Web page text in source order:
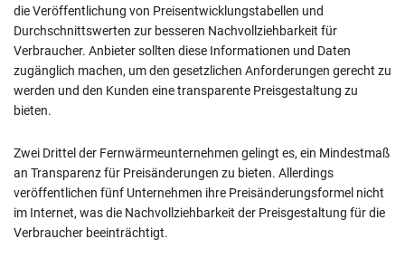
die Veröffentlichung von Preisentwicklungstabellen und
Durchschnittswerten zur besseren Nachvollziehbarkeit für
Verbraucher. Anbieter sollten diese Informationen und Daten
zugänglich machen, um den gesetzlichen Anforderungen gerecht zu
werden und den Kunden eine transparente Preisgestaltung zu
bieten.
Zwei Drittel der Fernwärmeunternehmen gelingt es, ein Mindestmaß
an Transparenz für Preisänderungen zu bieten. Allerdings
veröffentlichen fünf Unternehmen ihre Preisänderungsformel nicht
im Internet, was die Nachvollziehbarkeit der Preisgestaltung für die
Verbraucher beeinträchtigt.